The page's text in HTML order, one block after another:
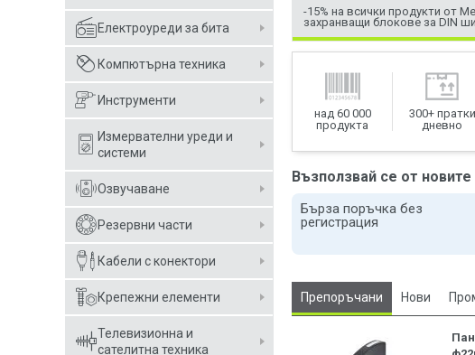
Електроуреди за бита
Компютърна техника
Инструменти
Измервателни уреди и
системи
Озвучаване
Резервни части
Кабели с конектори
Крепежни елементи
Телевизионна и
сателитна техника
-15% на всички продукти от
захранващи блокове за DIN
над 60 000
продукта
300+ пратки
дневно
Възползвай се от
Бърза поръчка без
регистрация
Препоръчани Нови